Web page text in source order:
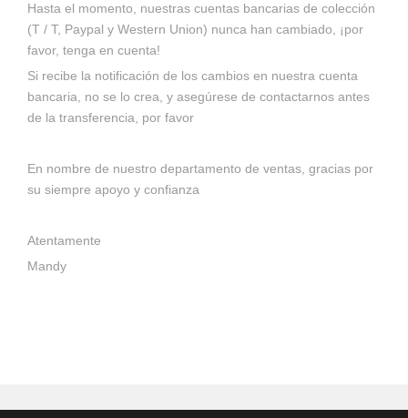
Hasta el momento, nuestras cuentas bancarias de colección
(T / T, Paypal y Western Union) nunca han cambiado, ¡por
favor, tenga en cuenta!
Si recibe la notificación de los cambios en nuestra cuenta
bancaria, no se lo crea, y asegúrese de contactarnos antes
de la transferencia, por favor
En nombre de nuestro departamento de ventas, gracias por
su siempre apoyo y confianza
Atentamente
Mandy